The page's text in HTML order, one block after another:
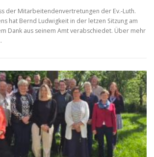
der Mitarbeitendenvertretungen der Ev.-Luth.
hat Bernd Ludwigkeit in der letzen Sitzung am
Dank aus seinem Amt verabschiedet. Über mehr